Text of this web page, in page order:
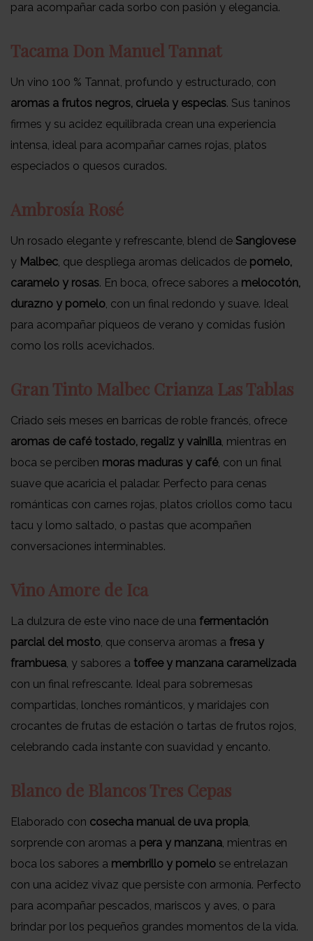
para acompañar cada sorbo con pasión y elegancia.
Tacama Don Manuel Tannat
Un vino 100 % Tannat, profundo y estructurado, con
aromas a frutos negros, ciruela y especias. Sus taninos
firmes y su acidez equilibrada crean una experiencia
intensa, ideal para acompañar carnes rojas, platos
especiados o quesos curados.
Ambrosía Rosé
Un rosado elegante y refrescante, blend de Sangiovese
y Malbec, que despliega aromas delicados de pomelo,
caramelo y rosas. En boca, ofrece sabores a melocotón,
durazno y pomelo, con un final redondo y suave. Ideal
para acompañar piqueos de verano y comidas fusión
como los rolls acevichados.
Gran Tinto Malbec Crianza Las Tablas
Criado seis meses en barricas de roble francés, ofrece
aromas de café tostado, regaliz y vainilla, mientras en
boca se perciben moras maduras y café, con un final
suave que acaricia el paladar. Perfecto para cenas
románticas con carnes rojas, platos criollos como tacu
tacu y lomo saltado, o pastas que acompañen
conversaciones interminables.
Vino Amore de Ica
La dulzura de este vino nace de una fermentación
parcial del mosto, que conserva aromas a fresa y
frambuesa, y sabores a toffee y manzana caramelizada
con un final refrescante. Ideal para sobremesas
compartidas, lonches románticos, y maridajes con
crocantes de frutas de estación o tartas de frutos rojos,
celebrando cada instante con suavidad y encanto.
Blanco de Blancos Tres Cepas
Elaborado con cosecha manual de uva propia,
sorprende con aromas a pera y manzana, mientras en
boca los sabores a membrillo y pomelo se entrelazan
con una acidez vivaz que persiste con armonía. Perfecto
para acompañar pescados, mariscos y aves, o para
brindar por los pequeños grandes momentos de la vida.